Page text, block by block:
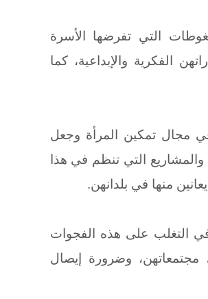
التي تفرضها الأسرة
الفكرية والإبداعية، كما
مجال تمكين المرأة وجعل
والمشاريع التي تنظم في هذا
منها في بلدانهن.
التغلب على هذه الفجوات
مجتمعاتهن، وضرورة إيصال